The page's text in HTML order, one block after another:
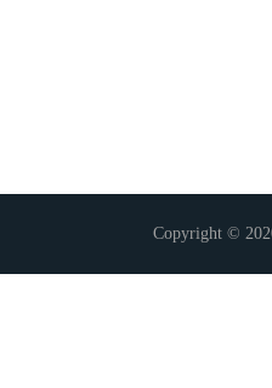
Copyright ©